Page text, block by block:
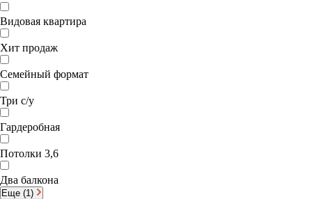
Видовая квартира
Хит продаж
Семейный формат
Три с/у
Гардеробная
Потолки 3,6
Два балкона
Еще (1)